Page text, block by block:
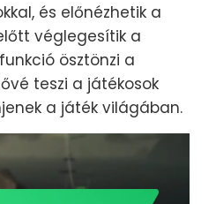
és előnézhetik a
véglegesítik a
ösztönzi a
teszi a játékosok
a játék világában.